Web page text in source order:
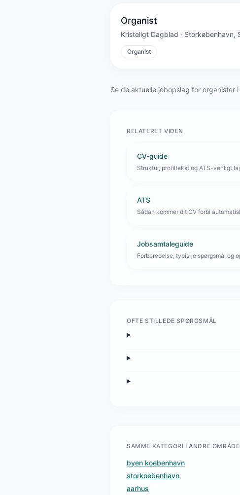
Organist
Kristeligt Dagblad · Storkøbenhavn,
Organist
Se de aktuelle jobopslag for organister
RELATERET VIDEN
CV-guide
Struktur, profiltekst og ATS-venligt
ATS
Sådan kommer dit CV forbi
Jobsamtaleguide
Forberedelse, typiske spørgsmål og
OFTE STILLEDE SPØRGSMÅL
SAMME KATEGORI I ANDRE
byen koebenhavn
storkoebenhavn
aarhus